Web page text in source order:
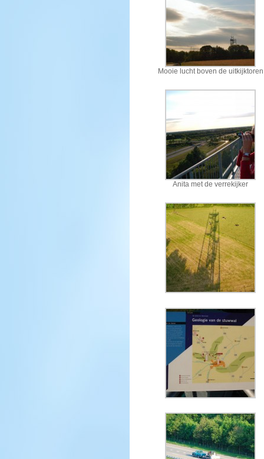
Mooie lucht boven de uitkijktoren
Anita met de verrekijker